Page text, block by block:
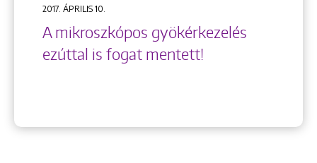
2017. ÁPRILIS 10.
A mikroszkópos gyökérkezelés
ezúttal is fogat mentett!